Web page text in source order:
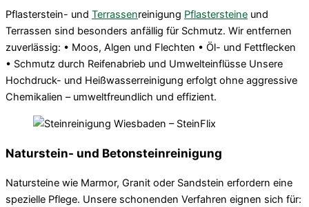
Pflasterstein- und Terrassenreinigung Pflastersteine und
Terrassen sind besonders anfällig für Schmutz. Wir entfernen
zuverlässig: • Moos, Algen und Flechten • Öl- und Fettflecken
• Schmutz durch Reifenabrieb und Umwelteinflüsse Unsere
Hochdruck- und Heißwasserreinigung erfolgt ohne aggressive
Chemikalien – umweltfreundlich und effizient.
Naturstein- und Betonsteinreinigung
Natursteine wie Marmor, Granit oder Sandstein erfordern eine
spezielle Pflege. Unsere schonenden Verfahren eignen sich für: